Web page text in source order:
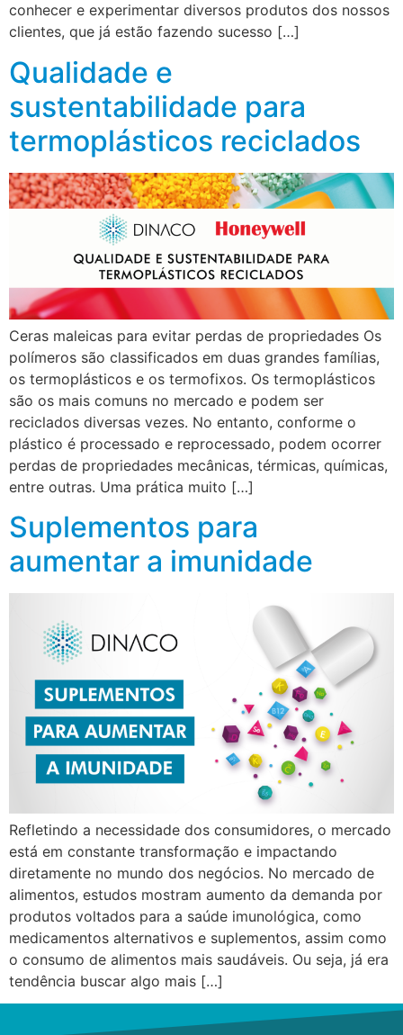
conhecer e experimentar diversos produtos dos nossos
clientes, que já estão fazendo sucesso […]
Qualidade e
sustentabilidade para
termoplásticos reciclados
Ceras maleicas para evitar perdas de propriedades Os
polímeros são classificados em duas grandes famílias,
os termoplásticos e os termofixos. Os termoplásticos
são os mais comuns no mercado e podem ser
reciclados diversas vezes. No entanto, conforme o
plástico é processado e reprocessado, podem ocorrer
perdas de propriedades mecânicas, térmicas, químicas,
entre outras. Uma prática muito […]
Suplementos para
aumentar a imunidade
Refletindo a necessidade dos consumidores, o mercado
está em constante transformação e impactando
diretamente no mundo dos negócios. No mercado de
alimentos, estudos mostram aumento da demanda por
produtos voltados para a saúde imunológica, como
medicamentos alternativos e suplementos, assim como
o consumo de alimentos mais saudáveis. Ou seja, já era
tendência buscar algo mais […]